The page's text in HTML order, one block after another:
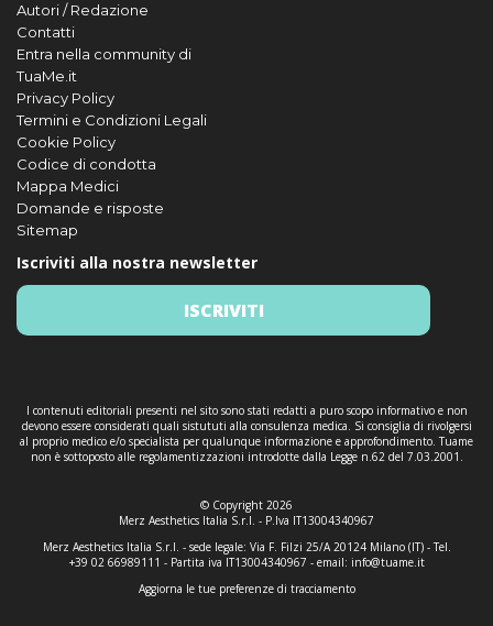
Autori / Redazione
Contatti
Entra nella community di
TuaMe.it
Privacy Policy
Termini e Condizioni Legali
Cookie Policy
Codice di condotta
Mappa Medici
Domande e risposte
Sitemap
Iscriviti alla nostra newsletter
ISCRIVITI
I contenuti editoriali presenti nel sito sono stati redatti a puro scopo informativo e non
devono essere considerati quali sistututi alla consulenza medica. Si consiglia di rivolgersi
al proprio medico e/o specialista per qualunque informazione e approfondimento. Tuame
non è sottoposto alle regolamentizzazioni introdotte dalla Legge n.62 del 7.03.2001.
© Copyright 2026
Merz Aesthetics Italia S.r.l. - P.Iva IT13004340967
Merz Aesthetics Italia S.r.l. - sede legale: Via F. Filzi 25/A 20124 Milano (IT) - Tel.
+39 02 66989111 - Partita iva IT13004340967 - email: info@tuame.it
Aggiorna le tue preferenze di tracciamento